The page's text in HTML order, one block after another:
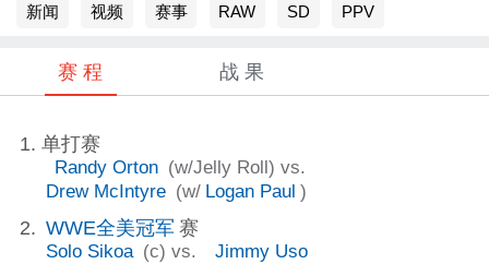
新闻 视频 赛事 RAW SD PPV
赛 程 战 果
单打赛
Randy Orton (w/Jelly Roll) vs.
Drew McIntyre (w/ Logan Paul )
WWE全美冠军 赛
Solo Sikoa (c) vs. Jimmy Uso